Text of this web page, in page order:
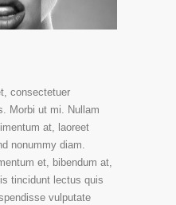
consectetuer
Morbi ut mi. Nullam
at, laoreet
nonummy diam.
et, bibendum at,
tincidunt lectus quis
vulputate